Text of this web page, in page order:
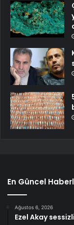
En Güncel
Ağustos 6, 2026
Ezel Akay